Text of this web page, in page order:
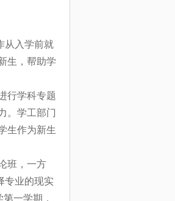
从入学前就
生，帮助学
行学科专题
。学工部门
生作为新生
班，一方
专业的现实
一学期，